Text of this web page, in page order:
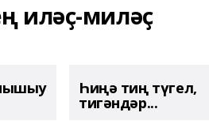
иләҫ-миләҫ
Һиңә тиң түгел,
тигәндәр...